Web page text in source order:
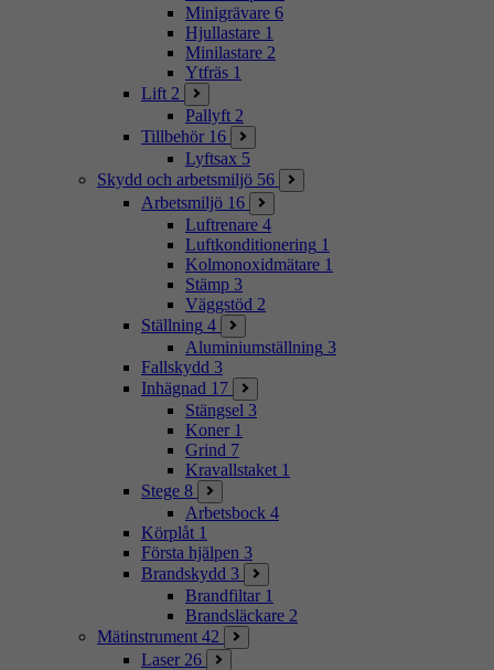
Minigrävare 6
Hjullastare 1
Minilastare 2
Ytfräs 1
Lift 2
Pallyft 2
Tillbehör 16
Lyftsax 5
Skydd och arbetsmiljö 56
Arbetsmiljö 16
Luftrenare 4
Luftkonditionering 1
Kolmonoxidmätare 1
Stämp 3
Väggstöd 2
Ställning 4
Aluminiumställning 3
Fallskydd 3
Inhägnad 17
Stängsel 3
Koner 1
Grind 7
Kravallstaket 1
Stege 8
Arbetsbock 4
Körplåt 1
Första hjälpen 3
Brandskydd 3
Brandfiltar 1
Brandsläckare 2
Mätinstrument 42
Laser 26